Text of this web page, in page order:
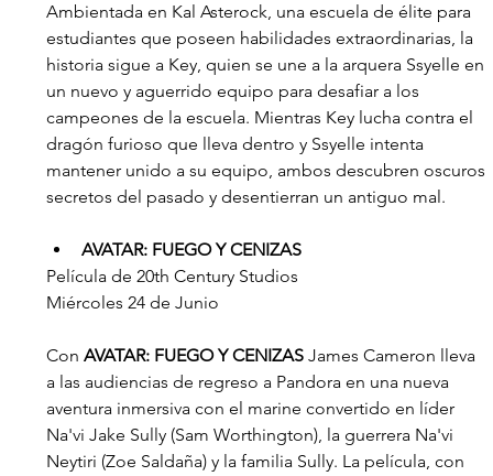
Ambientada en Kal Asterock, una escuela de élite para
estudiantes que poseen habilidades extraordinarias, la
historia sigue a Key, quien se une a la arquera Ssyelle en
un nuevo y aguerrido equipo para desafiar a los
campeones de la escuela. Mientras Key lucha contra el
dragón furioso que lleva dentro y Ssyelle intenta
mantener unido a su equipo, ambos descubren oscuros
secretos del pasado y desentierran un antiguo mal.
AVATAR: FUEGO Y CENIZAS
Película de 20th Century Studios
Miércoles 24 de Junio
Con AVATAR: FUEGO Y CENIZAS James Cameron lleva
a las audiencias de regreso a Pandora en una nueva
aventura inmersiva con el marine convertido en líder
Na'vi Jake Sully (Sam Worthington), la guerrera Na'vi
Neytiri (Zoe Saldaña) y la familia Sully. La película, con